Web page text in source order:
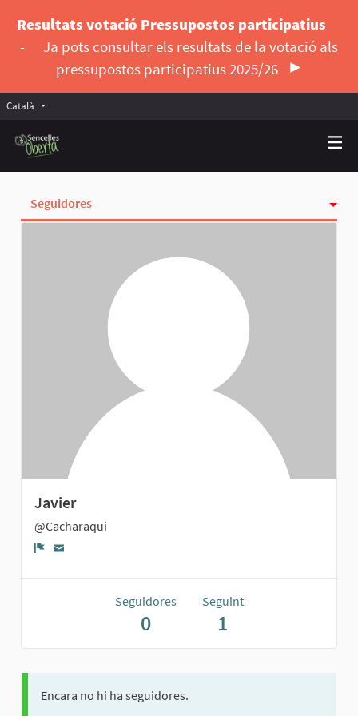
Resultats votació Pressupostos participatius
-
Ja pots consultar els resultats de la votació als
pressupostos participatius 2025/26
Català Triar la llengua
Seguidores
Javier
@Cacharaqui
Seguidores
0
Seguint
1
Encara no hi ha seguidores.